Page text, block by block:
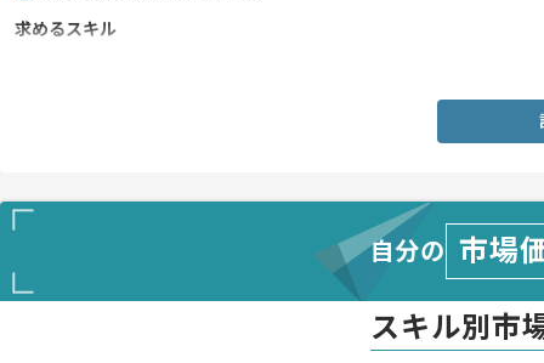
求めるスキル
自分の 市場
スキル別市